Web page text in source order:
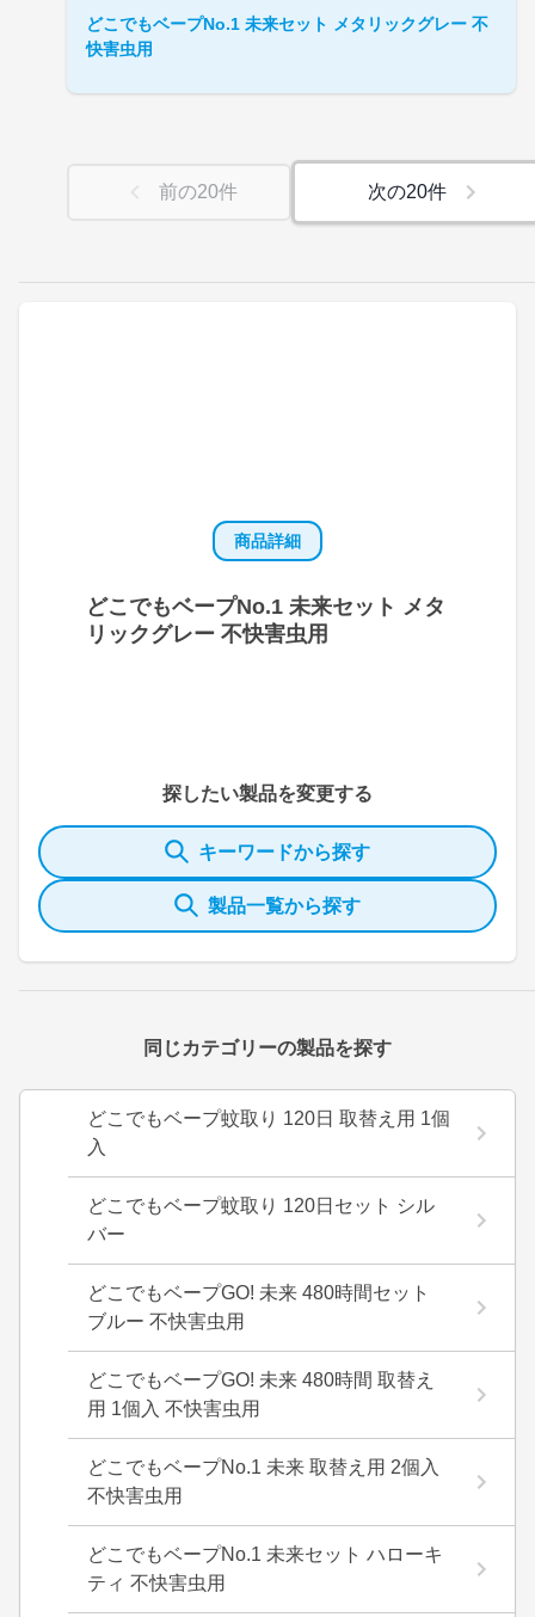
商品詳細
どこでもベープNo.1 未来セット メタ
リックグレー 不快害虫用
探したい製品を変更する
キーワードから探す
製品一覧から探す
同じカテゴリーの製品を探す
どこでもベープ蚊取り 120日 取替え用 1個
入
どこでもベープ蚊取り 120日セット シル
バー
どこでもベープGO! 未来 480時間セット
ブルー 不快害虫用
どこでもベープGO! 未来 480時間 取替え
用 1個入 不快害虫用
どこでもベープNo.1 未来 取替え用 2個入
不快害虫用
どこでもベープNo.1 未来セット ハローキ
ティ 不快害虫用
どこでもベープNo.1 未来セット メタリックグレー 不
快害虫用
前の20件 次の20件